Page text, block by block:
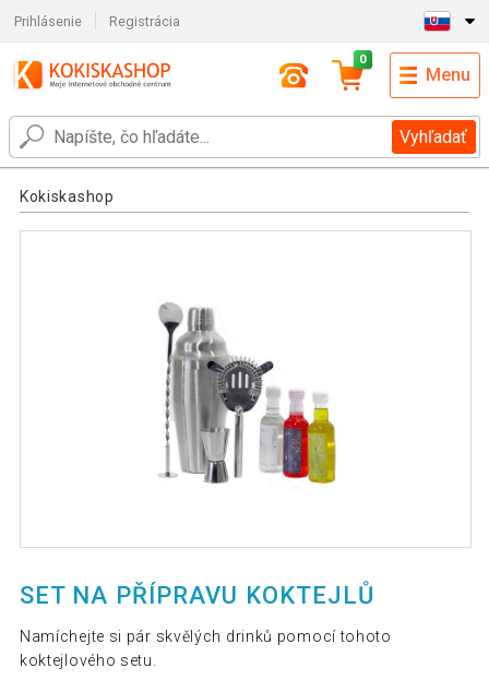
Prihlásenie Registrácia
Vyhľadať
0
Menu
Kokiskashop
SET NA PŘÍPRAVU KOKTEJLŮ
Namíchejte si pár skvělých drinků pomocí tohoto
koktejlového setu.